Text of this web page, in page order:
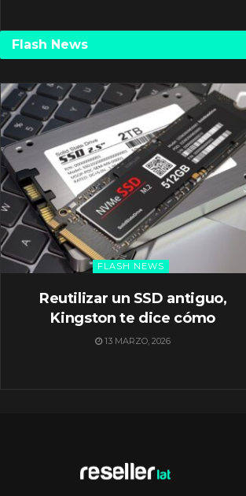
Flash News
FLASH NEWS
Reutilizar un SSD antiguo,
Kingston te dice cómo
13 MARZO, 2026